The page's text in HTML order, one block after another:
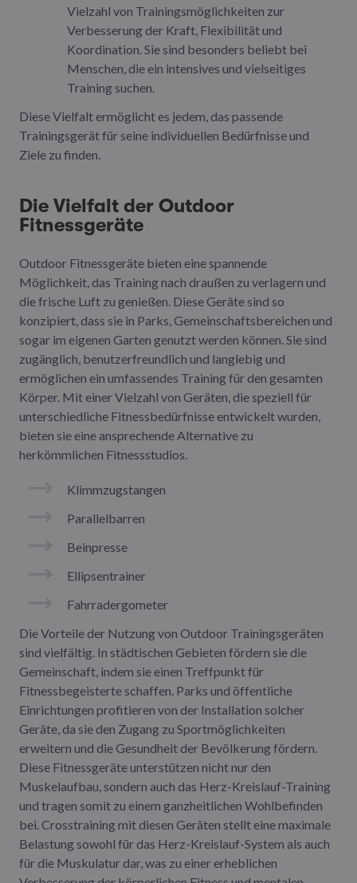
Vielzahl von Trainingsmöglichkeiten zur
Verbesserung der Kraft, Flexibilität und
Koordination. Sie sind besonders beliebt bei
Menschen, die ein intensives und vielseitiges
Training suchen.
Diese Vielfalt ermöglicht es jedem, das passende
Trainingsgerät für seine individuellen Bedürfnisse und
Ziele zu finden.
Die Vielfalt der Outdoor
Fitnessgeräte
Outdoor Fitnessgeräte bieten eine spannende
Möglichkeit, das Training nach draußen zu verlagern und
die frische Luft zu genießen. Diese Geräte sind so
konzipiert, dass sie in Parks, Gemeinschaftsbereichen und
sogar im eigenen Garten genutzt werden können. Sie sind
zugänglich, benutzerfreundlich und langlebig und
ermöglichen ein umfassendes Training für den gesamten
Körper. Mit einer Vielzahl von Geräten, die speziell für
unterschiedliche Fitnessbedürfnisse entwickelt wurden,
bieten sie eine ansprechende Alternative zu
herkömmlichen Fitnessstudios.
Klimmzugstangen
Parallelbarren
Beinpresse
Ellipsentrainer
Fahrradergometer
Die Vorteile der Nutzung von Outdoor Trainingsgeräten
sind vielfältig. In städtischen Gebieten fördern sie die
Gemeinschaft, indem sie einen Treffpunkt für
Fitnessbegeisterte schaffen. Parks und öffentliche
Einrichtungen profitieren von der Installation solcher
Geräte, da sie den Zugang zu Sportmöglichkeiten
erweitern und die Gesundheit der Bevölkerung fördern.
Diese Fitnessgeräte unterstützen nicht nur den
Muskelaufbau, sondern auch das Herz-Kreislauf-Training
und tragen somit zu einem ganzheitlichen Wohlbefinden
bei. Crosstraining mit diesen Geräten stellt eine maximale
Belastung sowohl für das Herz-Kreislauf-System als auch
für die Muskulatur dar, was zu einer erheblichen